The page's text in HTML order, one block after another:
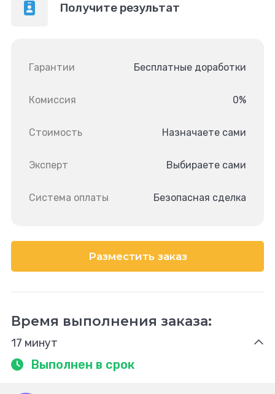
Получите результат
Гарантии Бесплатные доработки
Комиссия 0%
Стоимость Назначаете сами
Эксперт Выбираете сами
Система оплаты Безопасная сделка
Разместить заказ
Время выполнения заказа:
17 минут
Выполнен в срок